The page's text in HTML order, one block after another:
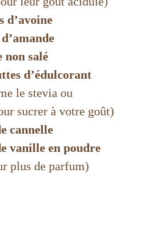
d’avoine
non salé
d’édulcorant
le stevia ou
sucrer à votre goût)
cannelle
vanille en poudre
plus de parfum)